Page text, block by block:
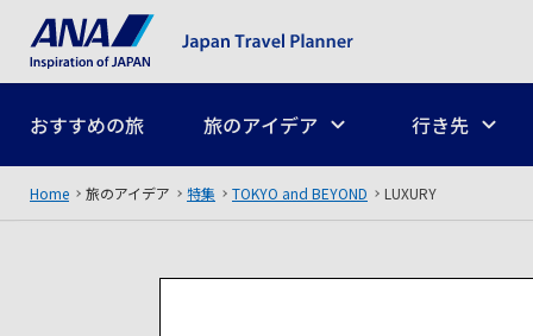
おすすめの旅 旅のアイデア 行き先
Home 旅のアイデア 特集 TOKYO and BEYOND LUXURY